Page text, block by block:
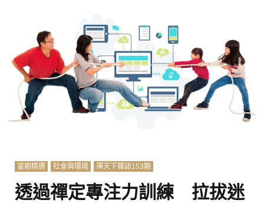
當期精選 社會與環境 禪天下雜誌153期
透過禪定專注力訓練 拉拔迷